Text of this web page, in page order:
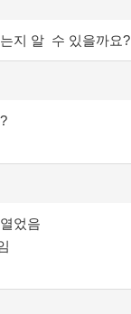
지 알 수 있을까요?
었음